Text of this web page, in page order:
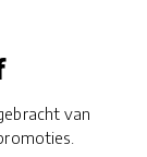
van